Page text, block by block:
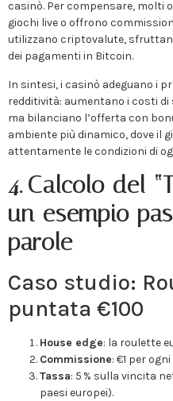
casinò. Per compensare, molti
giochi live o offrono
utilizzano criptovalute,
dei pagamenti in Bitcoin.
In sintesi, i casinò adeguano i
redditività: aumentano i costi
ma bilanciano l’offerta con
ambiente più dinamico, dove il
attentamente le condizioni di
4. Calcolo del
un esempio
parole
Caso studio:
puntata €100
House edge: la roulette
Commissione: €1 per
Tassa: 5 % sulla vincita
paesi europei).